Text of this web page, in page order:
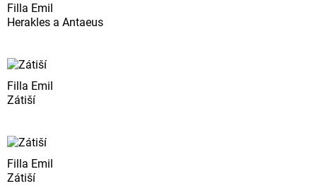
Filla Emil
Herakles a Antaeus
Filla Emil
Zátiší
Filla Emil
Zátiší